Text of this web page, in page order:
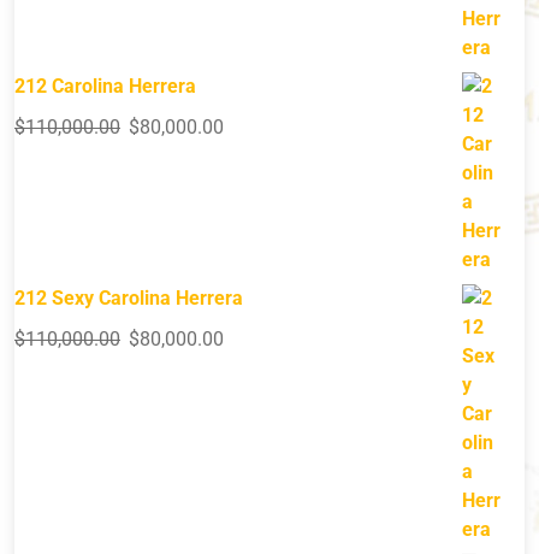
212 Carolina Herrera
$110,000.00 $80,000.00
212 Sexy Carolina Herrera
$110,000.00 $80,000.00